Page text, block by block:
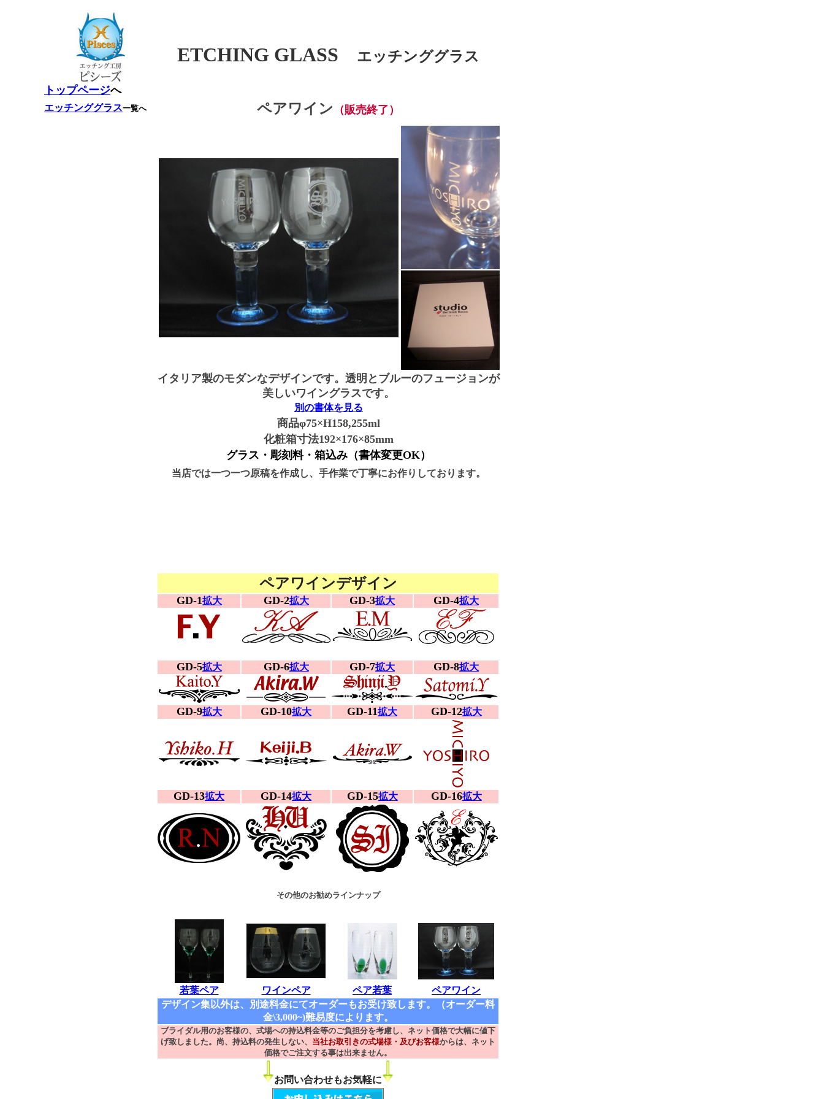
ETCHING GLASS エッチンググラス
トップページへ
エッチンググラス一覧へ ペアワイン （販売終了）
イタリア製のモダンなデザインです。透明とブルーのフュージョンが
美しいワイングラスです。
別の書体を見る
商品φ75×H158,255ml
化粧箱寸法192×176×85mm
グラス・彫刻料・箱込み（書体変更OK）
当店では一つ一つ原稿を作成し、手作業で丁寧にお作りしております。
ペアワインデザイン
GD-1拡大 GD-2拡大 GD-3拡大 GD-4拡大
GD-5拡大 GD-6拡大 GD-7拡大 GD-8拡大
GD-9拡大 GD-10拡大 GD-11拡大 GD-12拡大
GD-13拡大 GD-14拡大 GD-15拡大 GD-16拡大
その他のお勧めラインナップ
若葉ペア ワインペア ペア若葉
ペアワイン
デザイン集以外は、別途料金にてオーダーもお受け致します。（オーダー料
金\3,000~)難易度によります。
ブライダル用のお客様の、式場への持込料金等のご負担分を考慮し、ネット価格で大幅に値下
げ致しました。尚、持込料の発生しない、 当社お取引きの式場様・及びお客様からは、ネット
価格でご注文する事は出来ません。
お問い合わせもお気軽に